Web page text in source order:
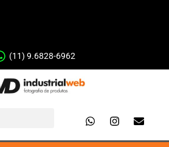
(11) 9.6828-6962